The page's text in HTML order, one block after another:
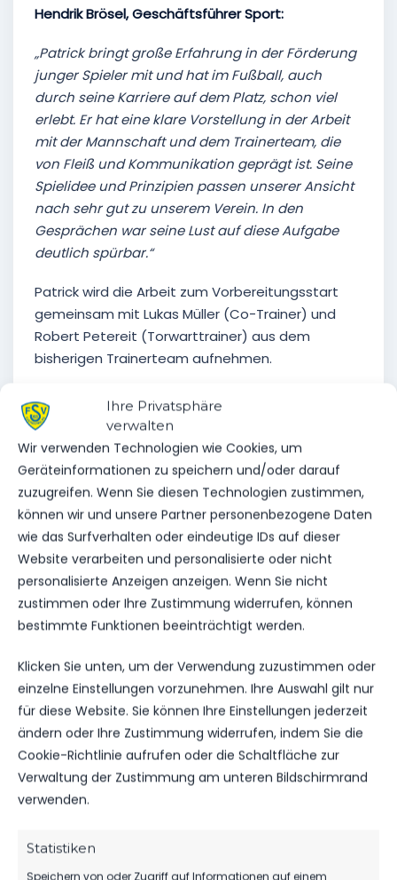
Ihre Privatsphäre
verwalten
Wir verwenden Technologien wie Cookies, um
Geräteinformationen zu speichern und/oder darauf
zuzugreifen. Wenn Sie diesen Technologien zustimmen,
können wir und unsere Partner personenbezogene Daten
wie das Surfverhalten oder eindeutige IDs auf dieser
Website verarbeiten und personalisierte oder nicht
personalisierte Anzeigen anzeigen. Wenn Sie nicht
zustimmen oder Ihre Zustimmung widerrufen, können
bestimmte Funktionen beeinträchtigt werden.
Klicken Sie unten, um der Verwendung zuzustimmen oder
einzelne Einstellungen vorzunehmen. Ihre Auswahl gilt nur
für diese Website. Sie können Ihre Einstellungen jederzeit
ändern oder Ihre Zustimmung widerrufen, indem Sie die
Cookie-Richtlinie aufrufen oder die Schaltfläche zur
Verwaltung der Zustimmung am unteren Bildschirmrand
verwenden.
Statistiken
Speichern von oder Zugriff auf Informationen auf einem
Hendrik Brösel, Geschäftsführer Sport:
„Patrick bringt große Erfahrung in der Förderung
junger Spieler mit und hat im Fußball, auch
durch seine Karriere auf dem Platz, schon viel
erlebt. Er hat eine klare Vorstellung in der Arbeit
mit der Mannschaft und dem Trainerteam, die
von Fleiß und Kommunikation geprägt ist. Seine
Spielidee und Prinzipien passen unserer Ansicht
nach sehr gut zu unserem Verein. In den
Gesprächen war seine Lust auf diese Aufgabe
deutlich spürbar.“
Patrick wird die Arbeit zum Vorbereitungsstart
gemeinsam mit Lukas Müller (Co-Trainer) und
Robert Petereit (Torwarttrainer) aus dem
bisherigen Trainerteam aufnehmen.
„Auch wenn die letzten Entscheidungen in Auf-
und Abstieg noch nicht gefallen sind, so erkennt
man schon jetzt die Kragenweite der Aufgabe in
der nächsten Saison. Dass wir auch 2026/2027 in
dieser Liga dabei sind, ist ein Privileg. Wir werden
versuchen unser Profil weiterhin klar
herauszustellen und an allen Ketten ziehen, um
Spieler zu entwickeln und die Vereinsziele dabei
zu erreichen”:kommentiert Hendrik Brösel weiter
zur Besetzung dieser wichtigen Personalie.
VORHERIGER BEITRAG
ABSCHIED FÄLLT SCHWER…
NÄCHSTER BEITRAG
VERTRAGSVERLÄNGERUNG